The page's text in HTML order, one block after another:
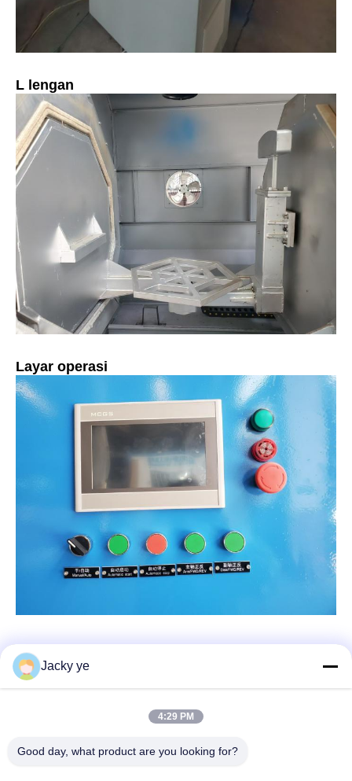
L lengan
Layar operasi
Alamat
Jacky ye
4:29 PM
Good day, what product are you looking for?